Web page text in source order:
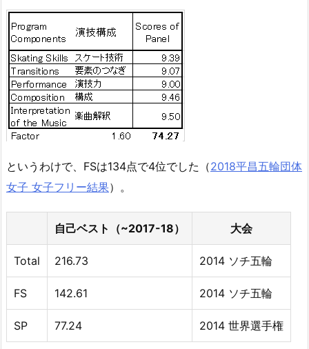
というわけで、FSは134点で4位でした（2018平昌五輪団体
女子 女子フリー結果）。
自己ベスト（~2017-18） 大会
Total 216.73 2014 ソチ五輪
FS 142.61 2014 ソチ五輪
SP 77.24 2014 世界選手権